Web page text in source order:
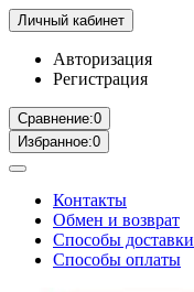
Личный кабинет
Авторизация
Регистрация
Сравнение:0
Избранное:0
Контакты
Обмен и возврат
Способы доставки
Способы оплаты